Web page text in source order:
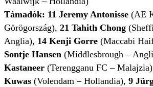
Támadók: 11 Jeremy Antonisse (AE
Görögország), 21 Tahith Chong
Anglia), 14 Kenji Gorre (Maccabi
Sontje Hansen (Middlesbrough –
Kastaneer (Terengganu FC –
Kuwas (Volendam – Hollandia), 9